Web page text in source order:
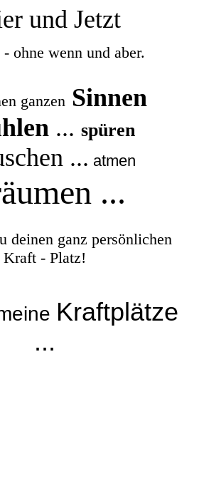
und Jetzt
ohne wenn und aber.
ganzenSinnen
... spüren
... atmen
...
deinen ganz persönlichen
Kraft - Platz!
Kraftplätze
...